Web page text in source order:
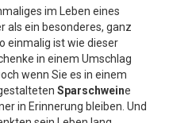
im Leben eines
als ein besonderes, ganz
einmalig ist wie dieser
in einem Umschlag
wenn Sie es in einem
Sparschweine
in Erinnerung bleiben. Und